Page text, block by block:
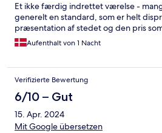
Et ikke færdig indrettet værelse -
generelt en standard, som er helt
præsentation af stedet og den pris
Aufenthalt von 1 Nacht
Verifizierte Bewertung
6/10 – Gut
15. Apr. 2024
Mit Google übersetzen